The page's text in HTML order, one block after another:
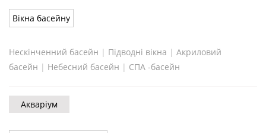
Вікна басейну
Нескінченний басейн | Підводні вікна | Акриловий
басейн | Небесний басейн | СПА -басейн
Акваріум